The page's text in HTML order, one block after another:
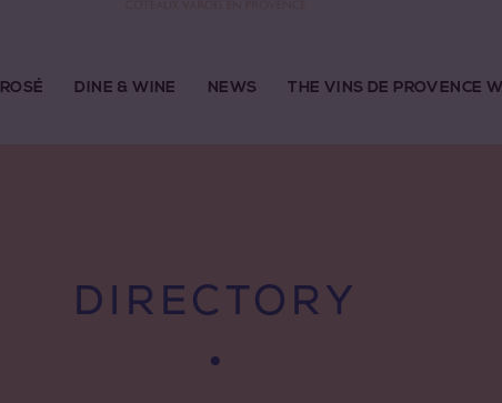
ROSÉ DINE & WINE NEWS THE VINS DE PROVENCE
DIRECTORY